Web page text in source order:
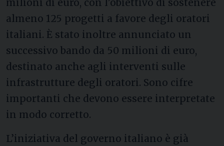
almeno 125 progetti a favore degli oratori
italiani. È stato inoltre annunciato un
successivo bando da 50 milioni di euro,
destinato anche agli interventi sulle
infrastrutture degli oratori. Sono cifre
importanti che devono essere interpretate
in modo corretto.
L’iniziativa del governo italiano è già